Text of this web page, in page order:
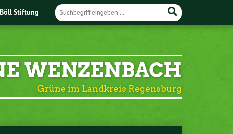
Böll Stiftung
WENZENBACH
Grüne im Landkreis Regensburg